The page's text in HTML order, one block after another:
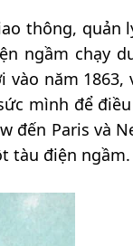
thông, quản
ngầm chạy
năm 1863,
mình để
đến Paris và
tàu điện ngầm.